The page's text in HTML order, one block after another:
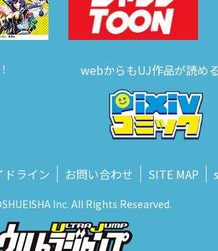
webからもUJ作品が読め
ライン お問い合わせ SITE MAP
Inc. All Rights Researved.